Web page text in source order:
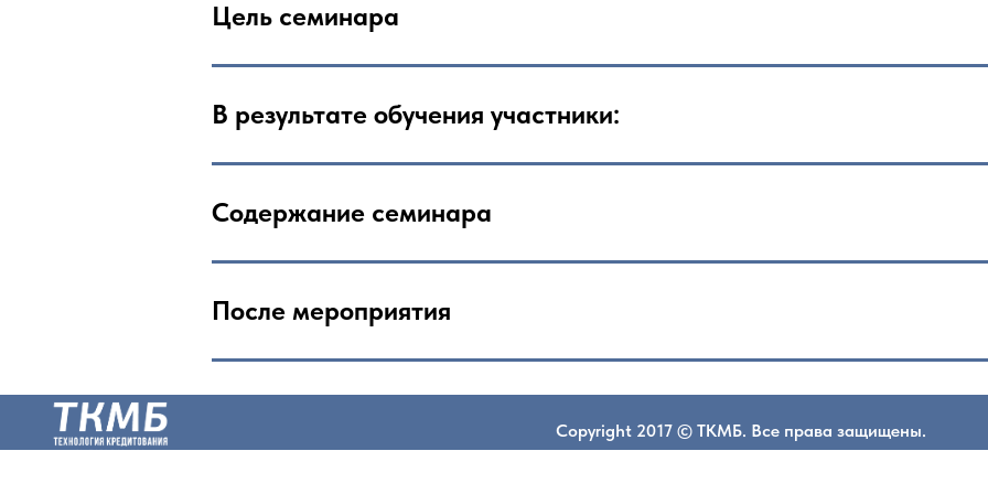
Цель семинара
В результате обучения участники:
Содержание семинара
После мероприятия
Copyright 2017 © ТКМБ. Все права защищены.